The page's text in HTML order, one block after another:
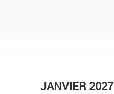
JANVIER 2027